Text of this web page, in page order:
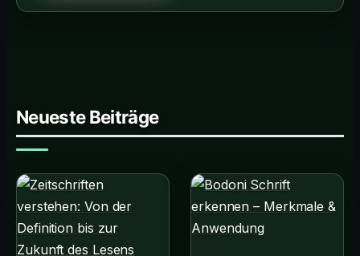
Neueste Beiträge